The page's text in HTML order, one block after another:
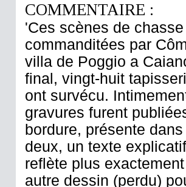
COMMENTAIRE :
'Ces scènes de
commanditées par
villa de Poggio a
final, vingt-huit
ont survécu.
gravures furent
bordure, présente
deux, un texte
reflète plus
autre dessin (perdu)